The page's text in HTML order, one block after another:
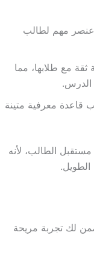
عنصر مهم لطالب
ثقة مع طلابها، مما
الدرس.
قاعدة معرفية متينة
الطالب، لأنه
لك تجربة مريحة